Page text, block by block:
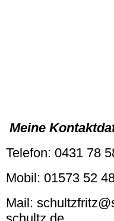
Meine
Telefon: 0431 78
Mobil: 01573 52
Mail: